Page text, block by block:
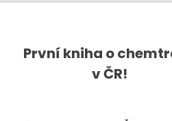
První kniha o
v ČR!